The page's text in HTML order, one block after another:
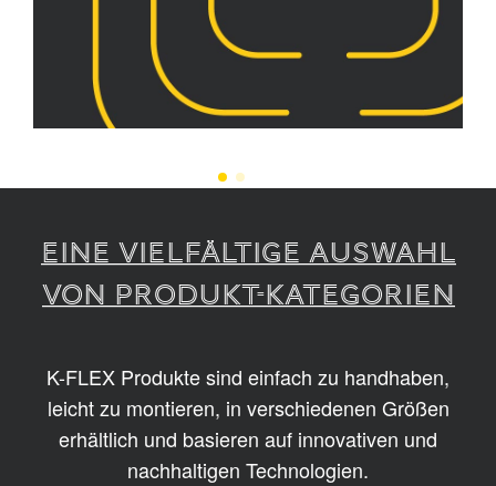
EINE VIELFÄLTIGE AUSWAHL
VON PRODUKT-KATEGORIEN
K-FLEX Produkte sind einfach zu handhaben,
leicht zu montieren, in verschiedenen Größen
erhältlich und basieren auf innovativen und
nachhaltigen Technologien.